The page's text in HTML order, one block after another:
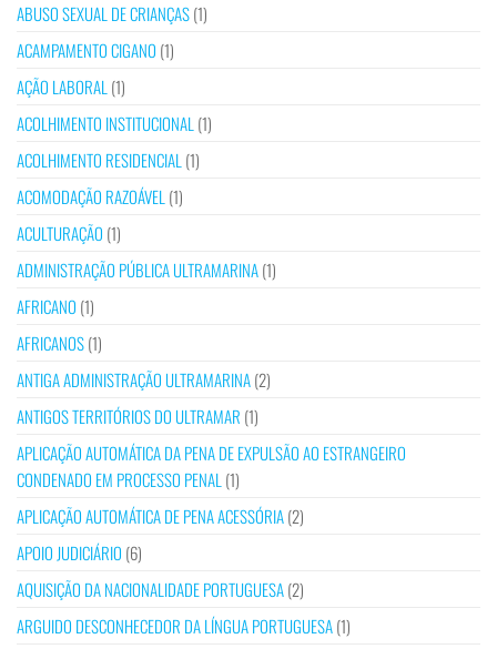
ABUSO SEXUAL DE CRIANÇAS(1)
ACAMPAMENTO CIGANO (1)
AÇÃO LABORAL (1)
ACOLHIMENTO INSTITUCIONAL (1)
ACOLHIMENTO RESIDENCIAL (1)
ACOMODAÇÃO RAZOÁVEL (1)
ACULTURAÇÃO (1)
ADMINISTRAÇÃO PÚBLICA ULTRAMARINA(1)
AFRICANO (1)
AFRICANOS(1)
ANTIGA ADMINISTRAÇÃO ULTRAMARINA(2)
ANTIGOS TERRITÓRIOS DO ULTRAMAR (1)
APLICAÇÃO AUTOMÁTICA DA PENA DE EXPULSÃO AO ESTRANGEIRO
CONDENADO EM PROCESSO PENAL (1)
APLICAÇÃO AUTOMÁTICA DE PENA ACESSÓRIA(2)
APOIO JUDICIÁRIO (6)
AQUISIÇÃO DA NACIONALIDADE PORTUGUESA(2)
ARGUIDO DESCONHECEDOR DA LÍNGUA PORTUGUESA(1)